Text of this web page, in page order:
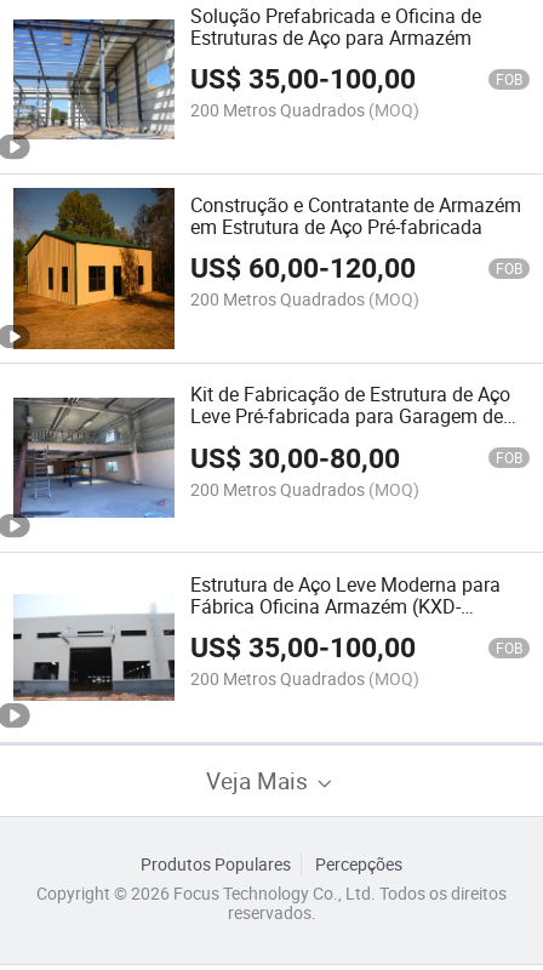
Solução Prefabricada e Oficina de
Estruturas de Aço para Armazém
US$35,00-100,00 FOB
200 Metros Quadrados (MOQ)
Construção e Contratante de Armazém
em Estrutura de Aço Pré-fabricada
US$ 60,00-120,00 FOB
200 Metros Quadrados (MOQ)
Kit de Fabricação de Estrutura de Aço
Leve Pré-fabricada para Garagem de
US$30,00-80,00 FOB
200 Metros Quadrados (MOQ)
Estrutura de Aço Leve Moderna para
Fábrica Oficina Armazém (KXD-
SSB101)
US$35,00-100,00 FOB
200 Metros Quadrados (MOQ)
Veja Mais
Produtos Populares
Percepções
Copyright © 2026 Focus Technology Co., Ltd. Todos os direitos
reservados.